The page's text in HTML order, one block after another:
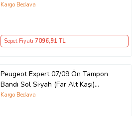
Kargo Bedava
Sepet Fiyatı 7096,91 TL
Peugeot Expert 07/09 Ön Tampon
Bandı Sol Si·yah (Far Alt Kaşı)
(İ·talya)
Kargo Bedava